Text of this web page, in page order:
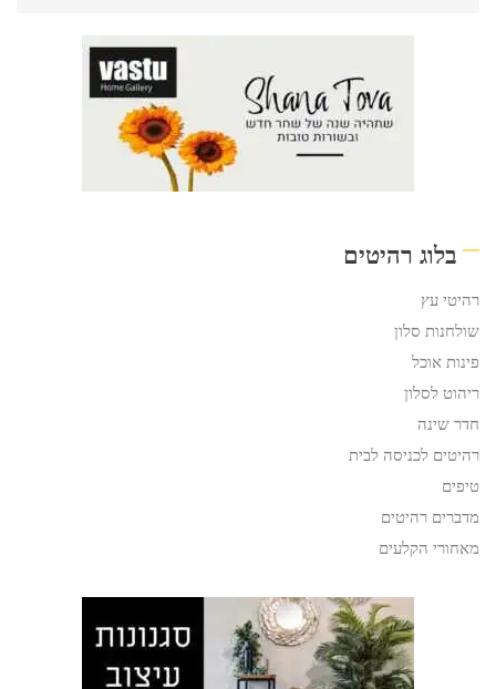
בלוג רהיטים
רהיטי עץ
שולחנות סלון
פינות אוכל
ריהוט לסלון
חדר שינה
רהיטים לכניסה לבית
טיפים
מדברים רהיטים
מאחורי הקלעים